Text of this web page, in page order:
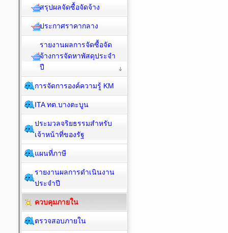
สรุปผลจัดซื้อจัดจ้าง
ประกาศราคากลาง
รายงานผลการจัดซื้อจัด
จ้างการจัดหาพัสดุประจำ
ปี
การจัดการองค์ความรู้ KM
ITA ทต.บางตะบูน
ประมวลจริยธรรมสำหรับ
เจ้าหน้าที่ของรัฐ
แผนที่ภาษี
รายงานผลการดำเนินงาน
ประจำปี
ควบคุมภายใน
ตรวจสอบภายใน